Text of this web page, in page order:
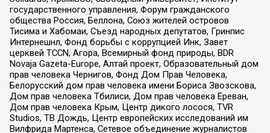
государственного управления, Форум гражданского
общества Россия, Беллона, Союз жителей островов
Тисима и Хабомаи, Съезд народных депутатов, Гринпис
Интернешнл, Фонд борьбы с коррупцией Инк, Завет
церквей TCCN, Агора, Всемирный фонд природы, BDR
Novaja Gazeta-Europe, Алтай проект, Образовательный дом
прав человека Чернигов, Фонд Дом Прав Человека,
Белорусский дом прав человека имени Бориса Звозскова,
Дом прав человека Тбилиси, Дом прав человека Ереван,
Дом прав человека Крым, Центр дикого лосося, TVR
Studios, ТВ Дождь, Центр европейских исследований им
Вилфрида Мартенса, Сетевое объединение журналистов